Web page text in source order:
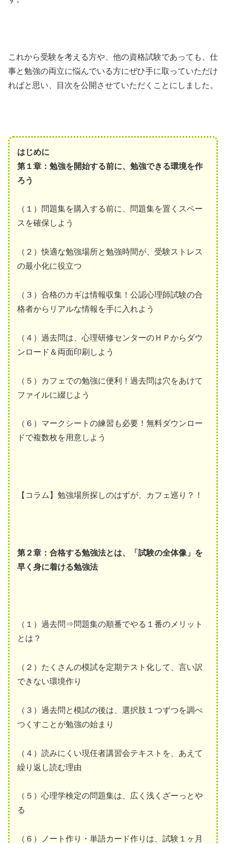
これから受験を考える方や、他の資格試験であっても、仕
事と勉強の両立に悩んでいる方にぜひ手に取っていただけ
ればと思い、目次を公開させていただくことにしました。
はじめに
第１章：勉強を開始する前に、勉強できる環境を作
ろう
（１）問題集を購入する前に、問題集を置くスペー
スを確保しよう
（２）快適な勉強場所と勉強時間が、受験ストレス
の最小化に役立つ
（３）合格のカギは情報収集！公認心理師試験の合
格者からリアルな情報を手に入れよう
（４）過去問は、心理研修センターのＨＰからダウ
ンロード＆両面印刷しよう
（５）カフェでの勉強に便利！過去問は穴をあけて
ファイルに綴じよう
（６）マークシートの練習も必要！無料ダウンロー
ドで複数枚を用意しよう
【コラム】勉強場所探しのはずが、カフェ巡り？！
第２章：合格する勉強法とは、「試験の全体像」を
早く身に着ける勉強法
（１）過去問⇒問題集の順番でやる１番のメリット
とは？
（２）たくさんの模試を定期テスト化して、言い訳
できない環境作り
（３）過去問と模試の後は、選択肢１つずつを調べ
つくすことが勉強の始まり
（４）読みにくい現任者講習会テキストを、あえて
繰り返し読む理由
（５）心理学検定の問題集は、広く浅くざーっとや
る
（６）ノート作り・単語カード作りは、試験１ヶ月